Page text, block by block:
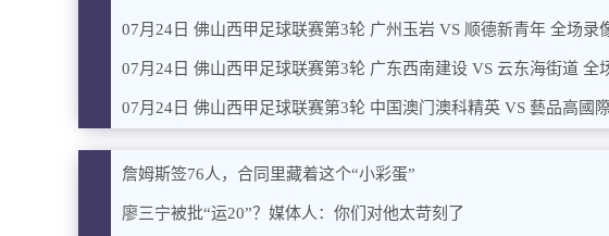
07月24日 佛山西甲足球联赛第3轮 广州玉岩 VS 顺德新青年 全场录
07月24日 佛山西甲足球联赛第3轮 广东西南建设 VS 云东海街道 全
07月24日 佛山西甲足球联赛第3轮 中国澳门澳科精英 VS 藝品高國
詹姆斯签76人，合同里藏着这个“小彩蛋”
廖三宁被批“运20”？媒体人：你们对他太苛刻了